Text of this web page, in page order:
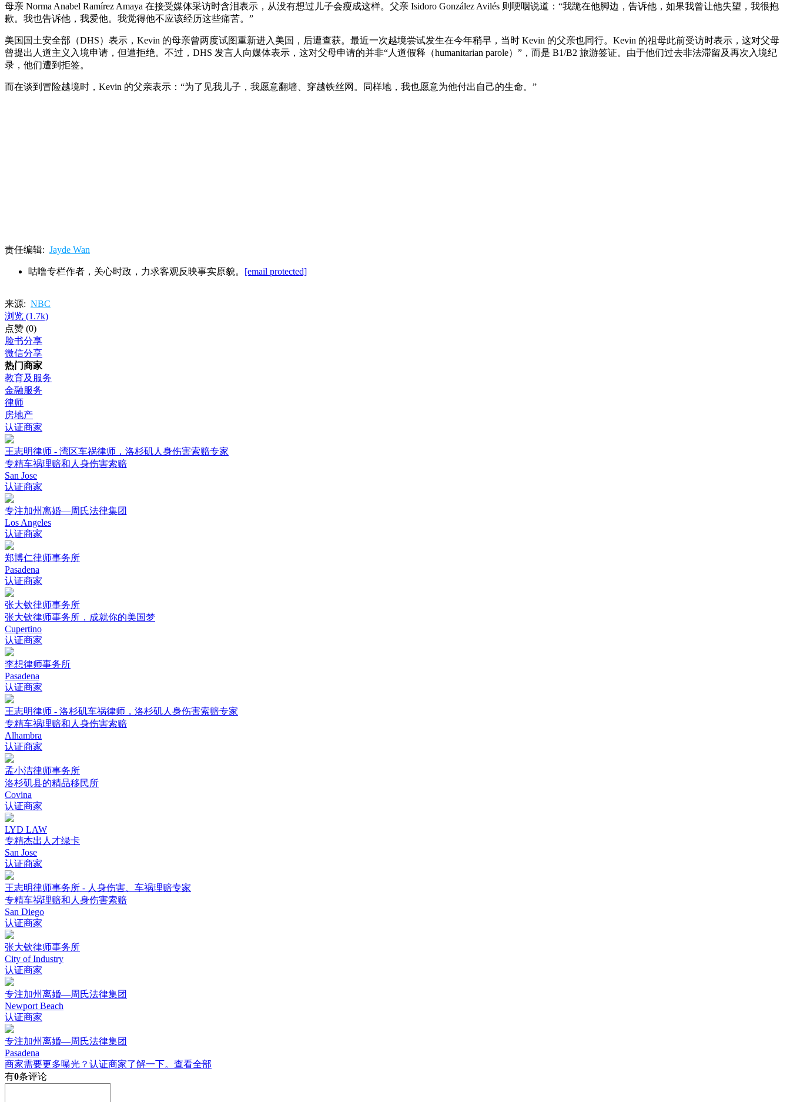
母亲 Norma Anabel Ramírez Amaya 在接受媒体采访时含泪表示，从没有想过儿子会瘦成这样。父亲 Isidoro González Avilés 则哽咽说道：“我跪在他脚边，告诉他，如果我曾让他失望，我很抱
歉。我也告诉他，我爱他。我觉得他不应该经历这些痛苦。”
美国国土安全部（DHS）表示，Kevin 的母亲曾两度试图重新进入美国，后遭查获。最近一次越境尝试发生在今年稍早，当时 Kevin 的父亲也同行。Kevin 的祖母此前受访时表示，这对父母
曾提出人道主义入境申请，但遭拒绝。不过，DHS 发言人向媒体表示，这对父母申请的并非“人道假释（humanitarian parole）”，而是 B1/B2 旅游签证。由于他们过去非法滞留及再次入境纪
录，他们遭到拒签。
而在谈到冒险越境时，Kevin 的父亲表示：“为了见我儿子，我愿意翻墙、穿越铁丝网。同样地，我也愿意为他付出自己的生命。”
责任编辑: Jayde Wan
咕噜专栏作者，关心时政，力求客观反映事实原貌。 [email protected]
来源: NBC
浏览 (1.7k)
点赞 (0)
脸书分享
微信分享
热门商家
教育及服务
金融服务
律师
房地产
认证商家
王志明律师 - 湾区车祸律师，洛杉矶人身伤害索赔专家
专精车祸理赔和人身伤害索赔
San Jose
认证商家
专注加州离婚—周氏法律集团
Los Angeles
认证商家
郑博仁律师事务所
Pasadena
认证商家
张大钦律师事务所
张大钦律师事务所，成就你的美国梦
Cupertino
认证商家
李想律师事务所
Pasadena
认证商家
王志明律师 - 洛杉矶车祸律师，洛杉矶人身伤害索赔专家
专精车祸理赔和人身伤害索赔
Alhambra
认证商家
孟小洁律师事务所
洛杉矶县的精品移民所
Covina
认证商家
LYD LAW
专精杰出人才绿卡
San Jose
认证商家
王志明律师事务所 - 人身伤害、车祸理赔专家
专精车祸理赔和人身伤害索赔
San Diego
认证商家
张大钦律师事务所
City of Industry
认证商家
专注加州离婚—周氏法律集团
Newport Beach
认证商家
专注加州离婚—周氏法律集团
Pasadena
商家需要更多曝光？认证商家了解一下。 查看全部
有0条评论